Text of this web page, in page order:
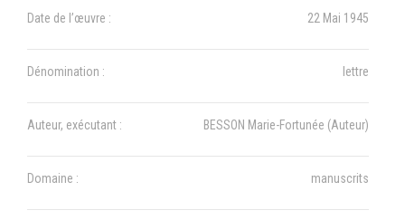
Date de l’œuvre : 22 Mai 1945
Dénomination : lettre
Auteur, exécutant : BESSON Marie-Fortunée (Auteur)
Domaine : manuscrits